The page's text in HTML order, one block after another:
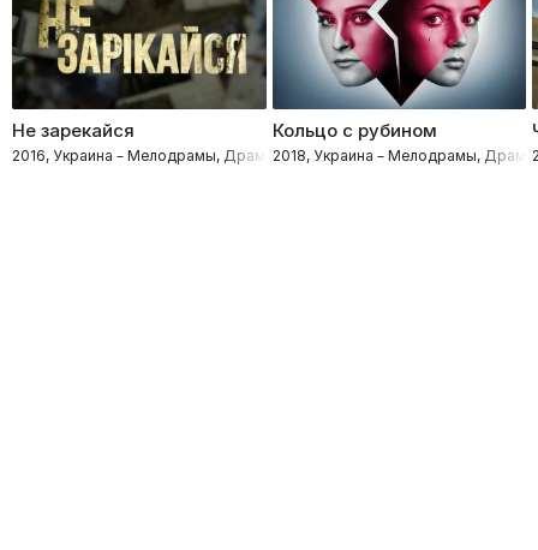
Не зарекайся
2016, Украина – Мелодрамы, Драмы
Кольцо с рубином
2018, Украина – Мелодрамы, Драмы